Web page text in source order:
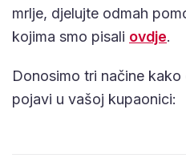
mrlje, djelujte odmah
kojima smo pisali ovdje.
Donosimo tri načine
pojavi u vašoj kupaonici: